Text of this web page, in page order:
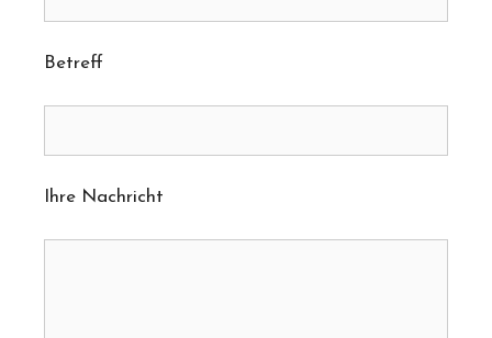
Betreff
Ihre Nachricht